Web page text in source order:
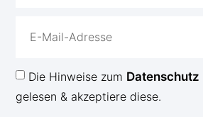
Die Hinweise zum Datenschutz
gelesen & akzeptiere diese.